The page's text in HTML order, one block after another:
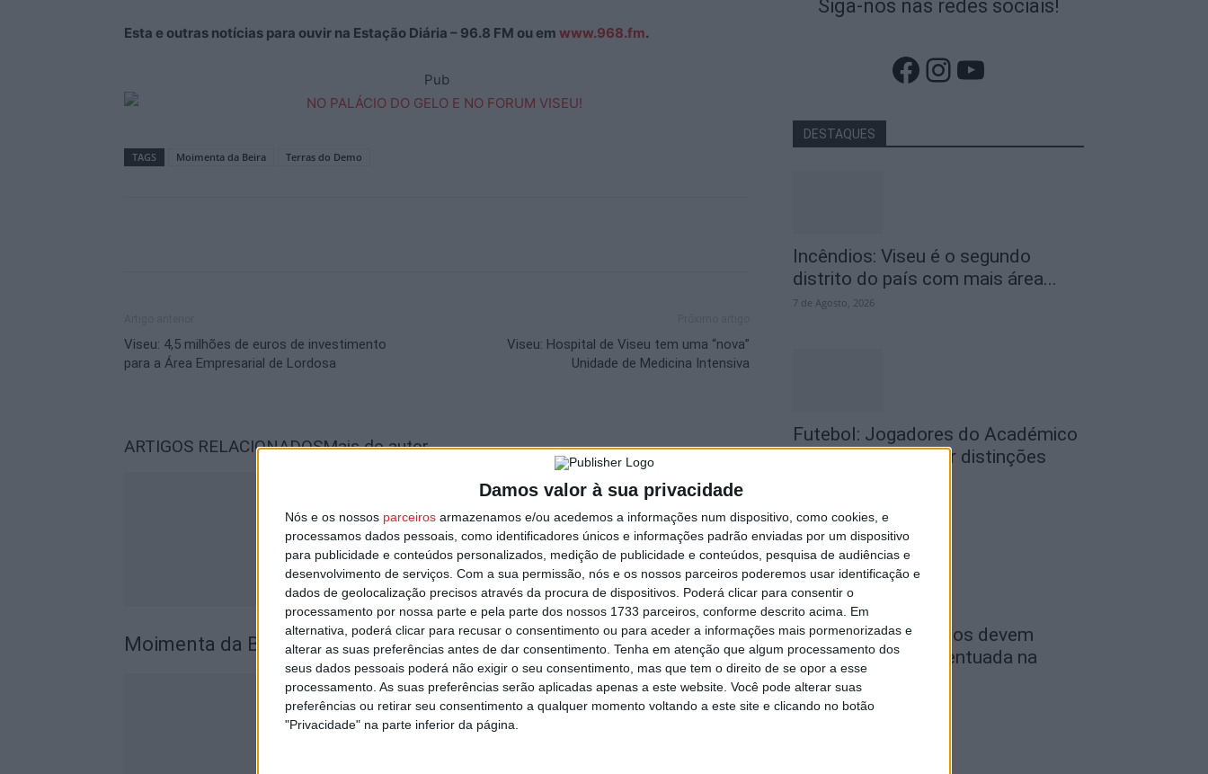
Damos valor à sua privacidade
Nós e os nossos parceiros armazenamos e/ou acedemos a informações num dispositivo, como cookies, e
processamos dados pessoais, como identificadores únicos e informações padrão enviadas por um dispositivo
para publicidade e conteúdos personalizados, medição de publicidade e conteúdos, pesquisa de audiências e
desenvolvimento de serviços. Com a sua permissão, nós e os nossos parceiros poderemos usar identificação e
dados de geolocalização precisos através da procura de dispositivos. Poderá clicar para consentir o
processamento por nossa parte e pela parte dos nossos 1733 parceiros, conforme descrito acima. Em
alternativa, poderá clicar para recusar o consentimento ou para aceder a informações mais pormenorizadas e
alterar as suas preferências antes de dar consentimento. Tenha em atenção que algum processamento dos
seus dados pessoais poderá não exigir o seu consentimento, mas que tem o direito de se opor a esse
processamento. As suas preferências serão aplicadas apenas a este website. Você pode alterar suas
preferências ou retirar seu consentimento a qualquer momento voltando a este site e clicando no botão
"Privacidade" na parte inferior da página.
Esta e outras notícias para ouvir na Estação Diária – 96.8 FM ou em www.968.fm.
Pub
TAGS Moimenta da Beira Terras do Demo
Viseu: 4,5 milhões de euros de investimento
para a Área Empresarial de Lordosa
Viseu: Hospital de Viseu tem uma “nova”
Unidade de Medicina Intensiva
ARTIGOS RELACIONADOSMais do autor
Moimenta da Beira: Um Ferido Grave em colisão na EN 226
Siga-nos nas redes sociais!
Facebook
Instagram
YouTube
DESTAQUES
Incêndios: Viseu é o segundo
distrito do país com mais área...
7 de Agosto, 2026
Futebol: Jogadores do Académico
e Tondela vão exibir distinções
Combustíveis: Preços devem
baixar de forma acentuada na
próxima semana
7 de Agosto, 2026